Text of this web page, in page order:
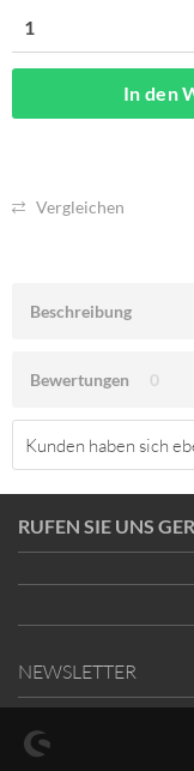
In den
Vergleichen
Beschreibung
Bewertungen 0
Kunden haben sich
RUFEN SIE UNS
NEWSLETTER